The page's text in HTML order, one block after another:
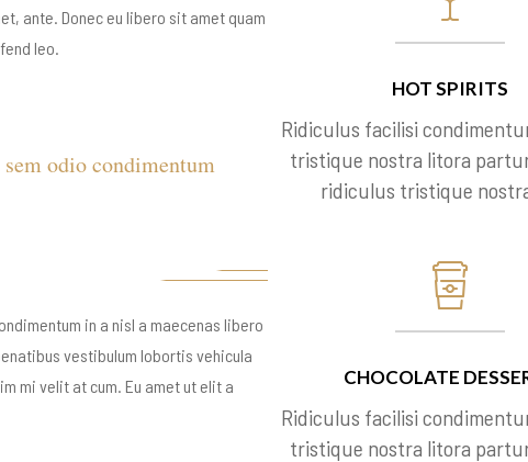
ante. Donec eu libero sit amet quam
leo.
odio condimentum
in a nisl a maecenas libero
vestibulum lobortis vehicula
mi velit at cum. Eu amet ut elit a
HOT SPIRITS
Ridiculus facilisi
tristique nostra litora
ridiculus tristique
CHOCOLATE
Ridiculus facilisi
tristique nostra litora